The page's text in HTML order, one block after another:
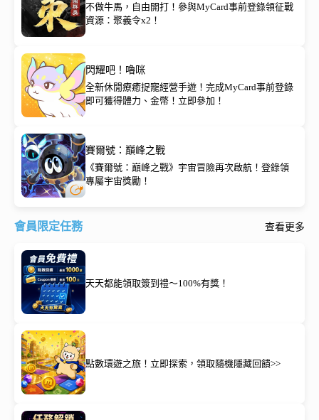
不做牛馬，自由開打！參與MyCard事前登錄領征戰
資源：聚義令x2！
閃耀吧！嚕咪
全新休閒療癒捉寵經營手遊！完成MyCard事前登錄
即可獲得體力、金幣！立即參加！
賽爾號：巔峰之戰
《賽爾號：巔峰之戰》宇宙冒險再次啟航！登錄領
專屬宇宙獎勵！
會員限定任務 查看更多
天天都能領取簽到禮～100%有獎！
點數環遊之旅！立即探索，領取隨機隱藏回饋>>